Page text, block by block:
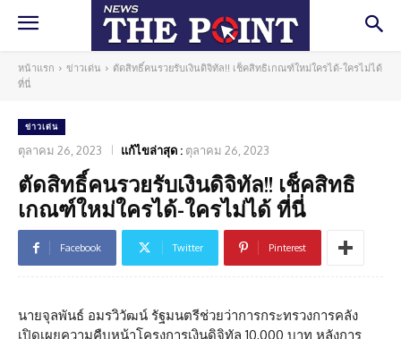
หน้าแรก ข่าวเด่น
ตัดสิทธิ์คนรวยรับเงินดิจิทัล!! เช็คสิทธิเกณฑ์ใหม่ใครได้-ใครไม่ได้
ที่นี่
ข่าวเด่น
ตุลาคม 26, 2023 แก้ไขล่าสุด : ตุลาคม 26, 2023
ตัดสิทธิ์คนรวยรับเงินดิจิทัล!! เช็คสิทธิ
เกณฑ์ใหม่ใครได้-ใครไม่ได้ ที่นี่
Facebook Twitter Pinterest
นายจุลพันธ์ อมรวิวัฒน์ รัฐมนตรีช่วยว่าการกระทรวงการคลัง
เปิดเผยความคืบหน้าโครงการเงินดิจิทัล 10,000 บาท หลังการ